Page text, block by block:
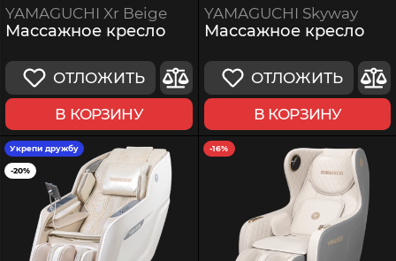
YAMAGUCHI Xr Beige
Массажное кресло
ОТЛОЖИТЬ
В КОРЗИНУ
YAMAGUCHI Skyway
Массажное кресло
ОТЛОЖИТЬ
В КОРЗИНУ
Укрепи дружбу
-20%
-16%